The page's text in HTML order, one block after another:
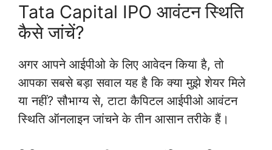
Tata Capital IPO आवंटन स्थिति
कैसे जांचें?
अगर आपने आईपीओ के लिए आवेदन किया है, तो
आपका सबसे बड़ा सवाल यह है कि क्या मुझे शेयर मिले
या नहीं? सौभाग्य से, टाटा कैपिटल आईपीओ आवंटन
स्थिति ऑनलाइन जांचने के तीन आसान तरीके हैं।